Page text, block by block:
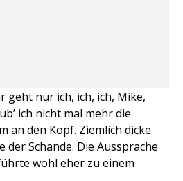
geht nur ich, ich, ich, Mike,
ich nicht mal mehr die
an den Kopf. Ziemlich dicke
der Schande. Die Aussprache
wohl eher zu einem